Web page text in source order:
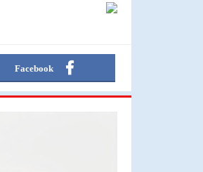
Facebook